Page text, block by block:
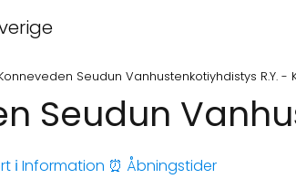
Seudun Vanhustenkotiyhdistys R.Y. -
Seudun
ℹ️ Information ⏰ Åbningstider